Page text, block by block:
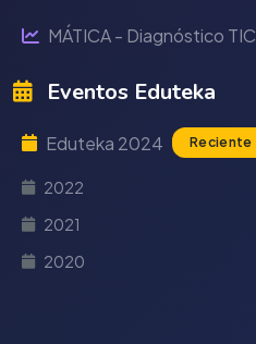
MÁTICA - Diagnóstico TIC
Eventos Eduteka
Eduteka 2024 Reciente
2022
2021
2020